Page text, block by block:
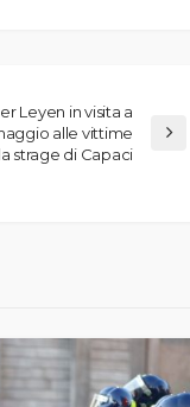
Leyen in visita a
alle vittime
strage di Capaci